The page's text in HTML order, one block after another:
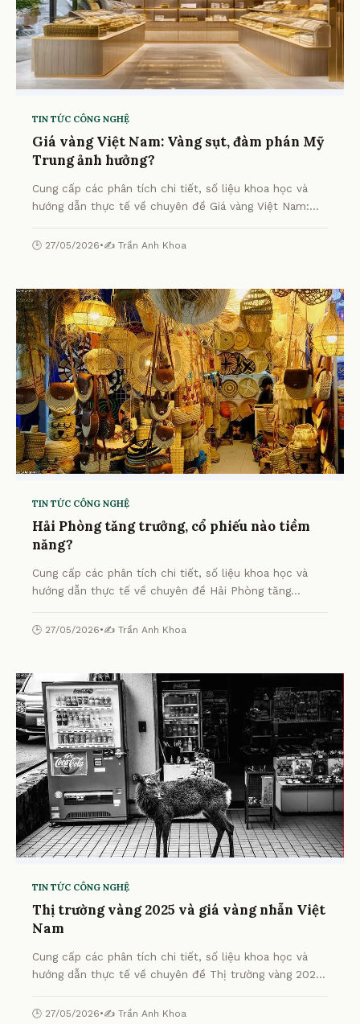
TIN TỨC CÔNG NGHỆ
Giá vàng Việt Nam: Vàng sụt, đàm phán Mỹ
Trung ảnh hưởng?
Cung cấp các phân tích chi tiết, số liệu khoa học và
hướng dẫn thực tế về chuyên đề Giá vàng Việt Nam:
gia.
🕒 27/05/2026•✍️ Trần Anh Khoa
TIN TỨC CÔNG NGHỆ
Hải Phòng tăng trưởng, cổ phiếu nào tiềm
năng?
Cung cấp các phân tích chi tiết, số liệu khoa học và
hướng dẫn thực tế về chuyên đề Hải Phòng tăng
🕒 27/05/2026•✍️ Trần Anh Khoa
TIN TỨC CÔNG NGHỆ
Thị trường vàng 2025 và giá vàng nhẫn Việt
Nam
Cung cấp các phân tích chi tiết, số liệu khoa học và
hướng dẫn thực tế về chuyên đề Thị trường vàng 2025
🕒 27/05/2026•✍️ Trần Anh Khoa